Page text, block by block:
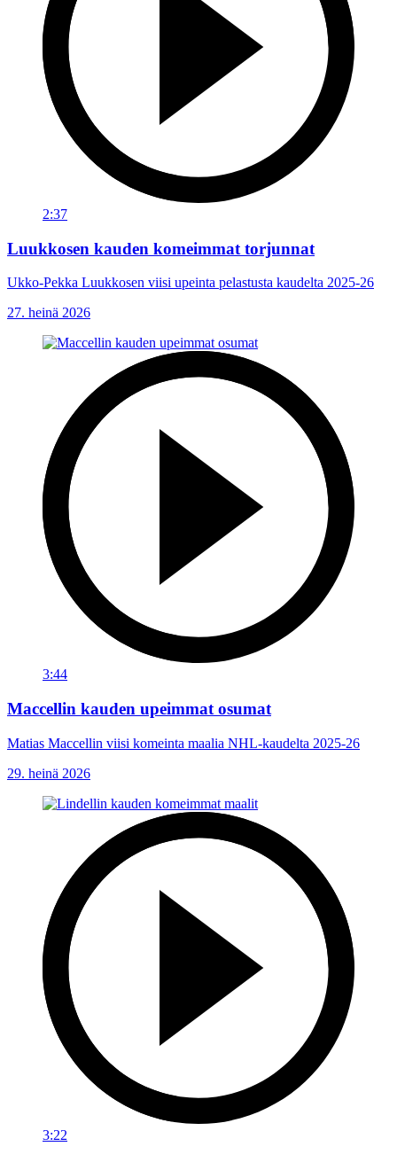
2:37
Luukkosen kauden komeimmat torjunnat
Ukko-Pekka Luukkosen viisi upeinta pelastusta kaudelta 2025-26
27. heinä 2026
3:44
Maccellin kauden upeimmat osumat
Matias Maccellin viisi komeinta maalia NHL-kaudelta 2025-26
29. heinä 2026
3:22